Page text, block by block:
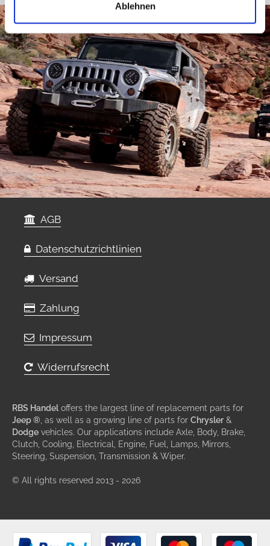
Ablehnen
AGB
Datenschutzrichtlinien
Versand
Zahlung
Impressum
Widerrufsrecht
RBS Handel offers the largest line of replacement parts for
Jeep ® , as well as a growing line of parts for Chrysler &
Dodge vehicles. Our applications include Axle, Body, Brake,
Clutch, Cooling, Electrical, Engine, Fuel, Lamps, Mirrors,
Steering, Suspension, Transmission & Wiper.
© All rights reserved 2013 - 2026